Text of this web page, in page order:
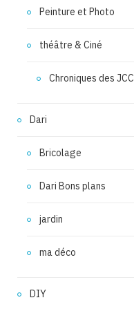
Peinture et Photo
théâtre & Ciné
Chroniques des JCC
Dari
Bricolage
Dari Bons plans
jardin
ma déco
DIY